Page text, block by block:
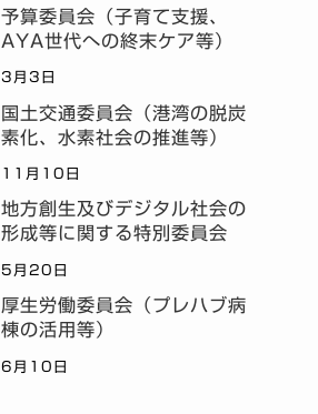
予算委員会（子育て支援、
AYA世代への終末ケア等）
3月3日
国土交通委員会（港湾の脱炭
素化、水素社会の推進等）
11月10日
地方創生及びデジタル社会の
形成等に関する特別委員会
5月20日
厚生労働委員会（プレハブ病
棟の活用等）
6月10日